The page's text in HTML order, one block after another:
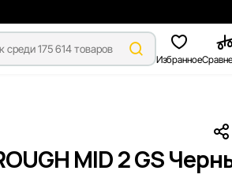
Избранное
MID 2 GS